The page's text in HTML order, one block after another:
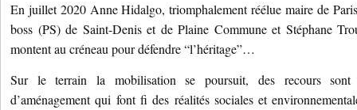
En juillet 2020 Anne Hidalgo, triomphalement réélue maire de
boss (PS) de Saint-Denis et de Plaine Commune et Stéphane
montent au créneau pour défendre “l’héritage”…
Sur le terrain la mobilisation se poursuit, des recours sont
d’aménagement qui font fi des réalités sociales et